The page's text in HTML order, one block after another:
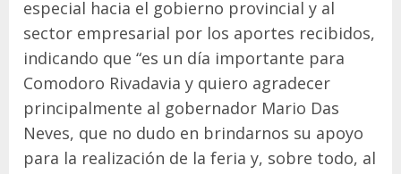
especial hacia el gobierno provincial y al
sector empresarial por los aportes recibidos,
indicando que “es un día importante para
Comodoro Rivadavia y quiero agradecer
principalmente al gobernador Mario Das
Neves, que no dudo en brindarnos su apoyo
para la realización de la feria y, sobre todo, al